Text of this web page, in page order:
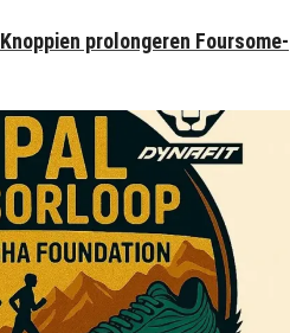
prolongeren Foursome-